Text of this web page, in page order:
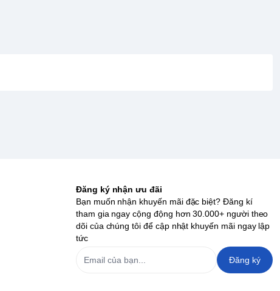
Đăng ký nhận ưu đãi
Bạn muốn nhận khuyến mãi đặc biệt? Đăng kí
tham gia ngay cộng động hơn 30.000+ người theo
dõi của chúng tôi để cập nhật khuyến mãi ngay lập
tức
Đăng ký